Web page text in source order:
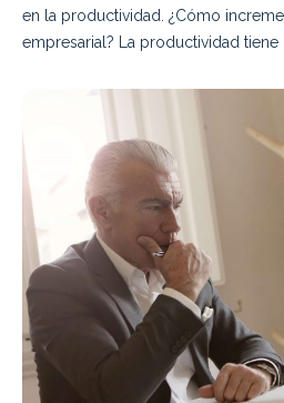
en la productividad. ¿Cómo
empresarial? La productividad tiene